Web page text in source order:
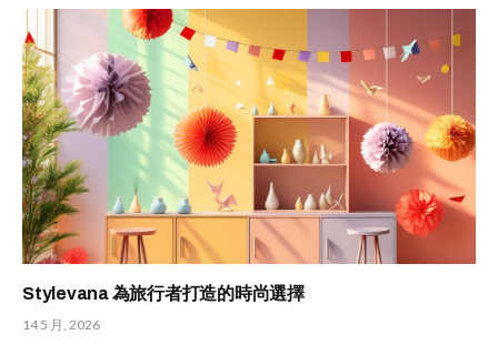
Stylevana 為旅行者打造的時尚選擇
14 5 月, 2026